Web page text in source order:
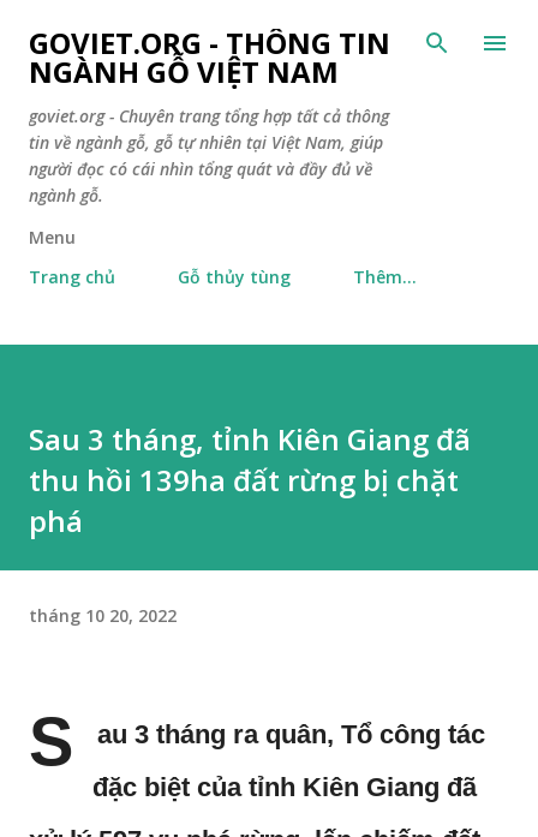
Chuyển đến nội dung chính
GOVIET.ORG - THÔNG TIN
NGÀNH GỖ VIỆT NAM
goviet.org - Chuyên trang tổng hợp tất cả thông
tin về ngành gỗ, gỗ tự nhiên tại Việt Nam, giúp
người đọc có cái nhìn tổng quát và đầy đủ về
ngành gỗ.
Menu
Trang chủ
Gỗ thủy tùng Thêm…
Sau 3 tháng, tỉnh Kiên Giang đã
thu hồi 139ha đất rừng bị chặt
phá
tháng 10 20, 2022
S
au 3 tháng ra quân, Tổ công tác
đặc biệt của tỉnh Kiên Giang đã